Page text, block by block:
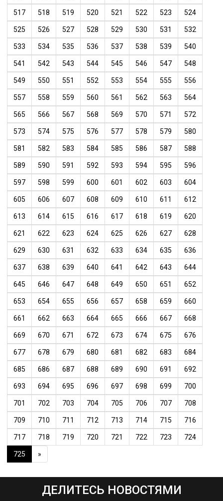
517 518 519 520 521 522 523 524
525 526 527 528 529 530 531 532
533 534 535 536 537 538 539 540
541 542 543 544 545 546 547 548
549 550 551 552 553 554 555 556
557 558 559 560 561 562 563 564
565 566 567 568 569 570 571 572
573 574 575 576 577 578 579 580
581 582 583 584 585 586 587 588
589 590 591 592 593 594 595 596
597 598 599 600 601 602 603 604
605 606 607 608 609 610 611 612
613 614 615 616 617 618 619 620
621 622 623 624 625 626 627 628
629 630 631 632 633 634 635 636
637 638 639 640 641 642 643 644
645 646 647 648 649 650 651 652
653 654 655 656 657 658 659 660
661 662 663 664 665 666 667 668
669 670 671 672 673 674 675 676
677 678 679 680 681 682 683 684
685 686 687 688 689 690 691 692
693 694 695 696 697 698 699 700
701 702 703 704 705 706 707 708
709 710 711 712 713 714 715 716
717 718 719 720 721 722 723 724
725 »
ДЕЛИТЕСЬ НОВОСТЯМИ